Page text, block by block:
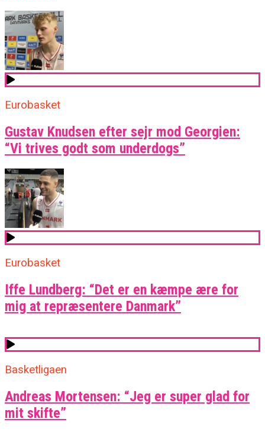
Eurobasket
Gustav Knudsen efter sejr mod Georgien:
“Vi trives godt som underdogs”
Eurobasket
Iffe Lundberg: “Det er en kæmpe ære for
mig at repræsentere Danmark”
Basketligaen
Andreas Mortensen: “Jeg er super glad for
mit skifte”